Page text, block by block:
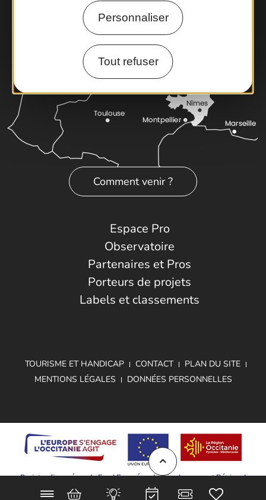
Personnaliser
Tout refuser
Comment venir ?
Espace Pro
Observatoire
Partenaires et Pros
Porteurs de projets
Labels et classements
TOURISME ET HANDICAP CONTACT
PLAN DU SITE
MENTIONS LÉGALES
DONNÉES PERSONNELLES
Projet cofinancé par le Fond Européen de Développement Régional